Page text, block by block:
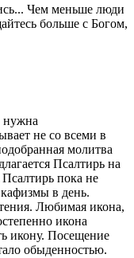
Чем меньше люди
больше с Богом,
нужна
не со всеми в
молитва
Псалтирь на
пока не
кафизмы в день.
Любимая икона,
икона
икону. Посещение
обыденностью.